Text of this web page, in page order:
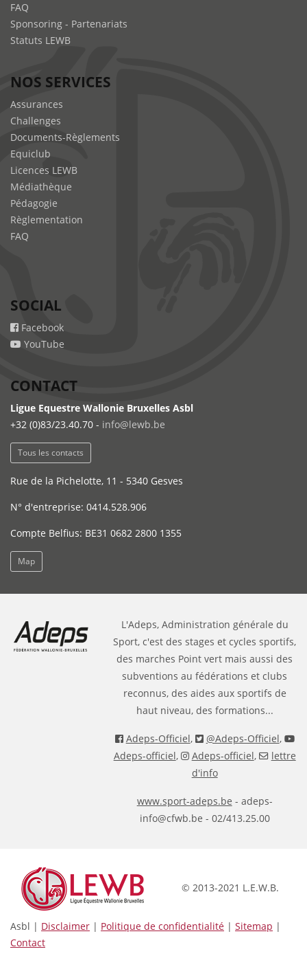
FAQ
Sponsoring - Partenariats
Statuts LEWB
NOS SERVICES
Assurances
Challenges
Documents-Règlements
Equiclub
Licences LEWB
Médiathèque
Pédagogie
Règlementation
FAQ
SOCIAL
Facebook
YouTube
CONTACT
Ligue Equestre Wallonie Bruxelles Asbl
+32 (0)83/23.40.70 - info@lewb.be
Tous les contacts
Rue de la Pichelotte, 11 - 5340 Gesves
N° d'entreprise: 0414.528.906
Compte Belfius: BE31 0682 2800 1355
Map
L'Adeps, Administration générale du
Sport, c'est des stages et cycles sportifs,
des marches Point vert mais aussi des
subventions au fédérations et clubs
reconnus, des aides aux sportifs de
haut niveau, des formations...
Adeps-Officiel, @Adeps-Officiel,
Adeps-officiel, Adeps-officiel,
lettre
d'info
www.sport-adeps.be - adeps-
info@cfwb.be - 02/413.25.00
© 2013-2021 L.E.W.B.
Asbl | Disclaimer | Politique de confidentialité | Sitemap |
Contact